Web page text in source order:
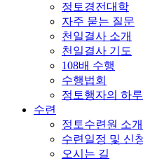
정토경전대학
자주 묻는 질문
천일결사 소개
천일결사 기도
108배 수행
수행법회
정토행자의 하루
수련
정토수련원 소개
수련일정 및 신
오시는 길